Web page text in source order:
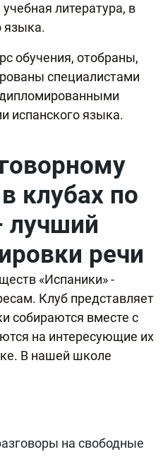
литература, в
языка.
обучения, отобраны,
специалистами
испанского языка.
клубах по
лучший
речи
«Испаники» -
Клуб представляет
собираются вместе с
на интересующие их
В нашей школе
на свободные